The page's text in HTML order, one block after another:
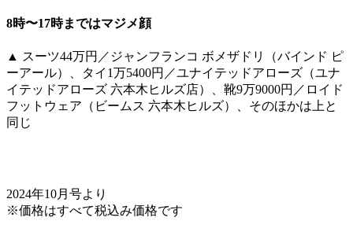
8時〜17時まではマジメ顔
▲ スーツ44万円／ジャンフランコ ボメザドリ（バインド ピ
ーアール）、タイ1万5400円／ユナイテッドアローズ（ユナ
イテッドアローズ 六本木ヒルズ店）、靴9万9000円／ロイド
フットウェア（ビームス 六本木ヒルズ）、そのほかは上と
同じ
2024年10月号より
※価格はすべて税込み価格です